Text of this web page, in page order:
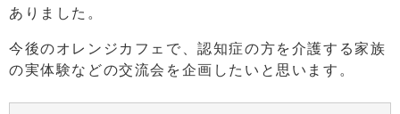
ありました。
今後のオレンジカフェで、認知症の方を介護する家族
の実体験などの交流会を企画したいと思います。